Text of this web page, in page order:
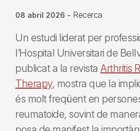
08 abril 2026 - Recerca
Un estudi liderat per
l’Hospital Universitari de
publicat a la revista Arthritis
Therapy, mostra que la
és molt freqüent en
reumatoide, sovint de